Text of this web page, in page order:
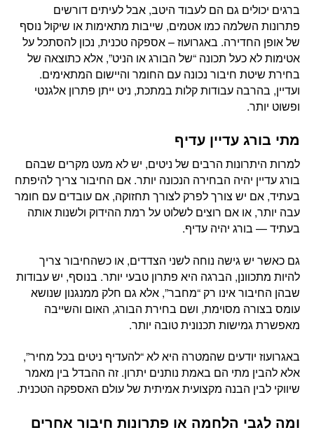
ברגים יכולים גם הם לעבוד היטב, אבל לעיתים דורשים
פתרונות השלמה כמו אטמים, שייבות מתאימות או שיקול נוסף
של אופן החדירה. באגרועוז – אספקה טכנית, נכון להסתכל על
אטימות לא כעל תכונה “של הבורג או הניט”, אלא כתוצאה של
בחירת שיטת חיבור נכונה עם החומר והיישום המתאימים.
ועדיין, בהרבה עבודות קלות במתכת, ניט ייתן פתרון אלגנטי
ופשוט יותר.
מתי בורג עדיין עדיף
למרות היתרונות הרבים של ניטים, יש לא מעט מקרים שבהם
בורג עדיין יהיה הבחירה הנכונה יותר. אם החיבור צריך להיפתח
בעתיד, אם יש צורך לפרק לצורך תחזוקה, אם עובדים עם חומר
עבה יותר, או אם רוצים לשלוט על רמת ההידוק ולשנות אותה
בעתיד — בורג יהיה עדיף.
גם כאשר יש גישה נוחה לשני הצדדים, או כשהחיבור צריך
להיות מתכוונן, הברגה היא פתרון טבעי יותר. בנוסף, יש עבודות
שבהן החיבור אינו רק “מחבר”, אלא גם חלק ממנגנון שנושא
עומס בצורה מסוימת, ושם בחירת הבורג, האום והשייבה
מאפשרת גמישות תכנונית טובה יותר.
באגרועוז יודעים שהמטרה היא לא “להעדיף ניטים בכל מחיר”,
אלא להבין מתי הם באמת נותנים יתרון. זה ההבדל בין מאמר
שיווקי לבין הבנה מקצועית אמיתית של עולם האספקה הטכנית.
ומה לגבי הלחמה או פתרונות חיבור אחרים